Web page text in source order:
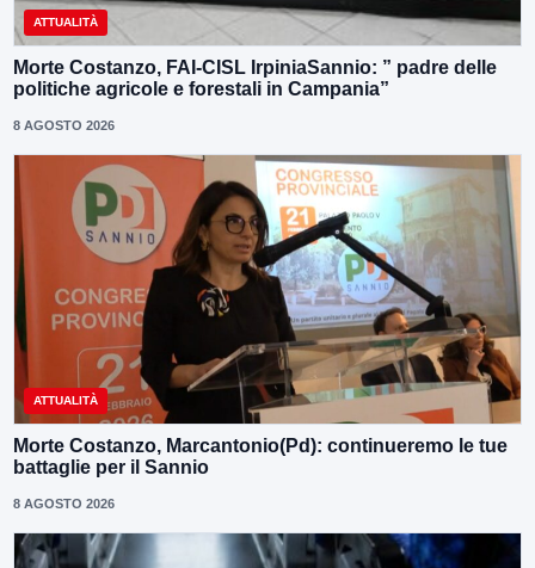
ATTUALITÀ
Morte Costanzo, FAI-CISL IrpiniaSannio: ” padre delle
politiche agricole e forestali in Campania”
8 AGOSTO 2026
ATTUALITÀ
Morte Costanzo, Marcantonio(Pd): continueremo le tue
battaglie per il Sannio
8 AGOSTO 2026